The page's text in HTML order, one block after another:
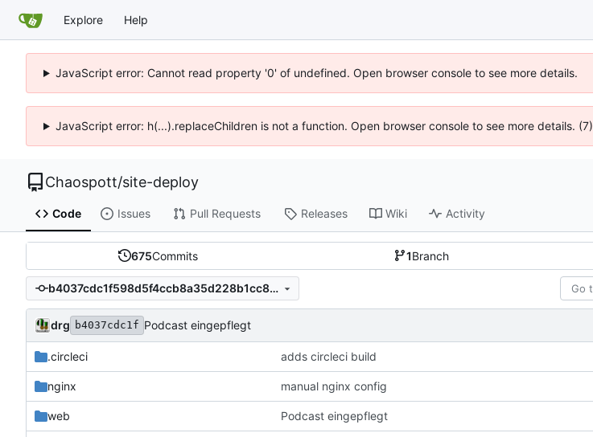
Explore Help
JavaScript error: Cannot read property '0' of undefined. Open browser console to see more details.
JavaScript error: h(...).replaceChildren is not a function. Open browser console to see more details. (7)
Chaospott/site-deploy
Code Issues Pull Requests Releases Wiki Activity
675Commits 1Branch
b4037cdc1f598d5f4ccb8a35d228b1cc8fd9b5ef
drg b4037cdc1f Podcast eingepflegt
.circleci adds circleci build
nginx manual nginx config
web Podcast eingepflegt